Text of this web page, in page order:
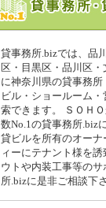
貸事務所.bizでは、品
区・目黒区・品川区
に神奈川県の貸事務
ビル・ショールーム
索できます。 ＳＯＨ
数No.1の貸事務所.biz
貸ビルを所有のオー
ィーにテナント様を
ウトや内装工事等の
所.bizに是非ご相談下さ